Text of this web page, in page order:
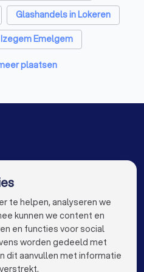
in Zomergem
in Zomergem
in Zomergem
Glashandels in Lokeren
Emelgem
in Harelbeke
Glashandels in Hasselt
Glashandels in Beveren
Dendermonde
Glashandels in Turnhout
plaatsen
keyboard_arrow_down
te helpen, analyseren we
kunnen we content en
en functies voor social
worden gedeeld met
dit aanvullen met informatie